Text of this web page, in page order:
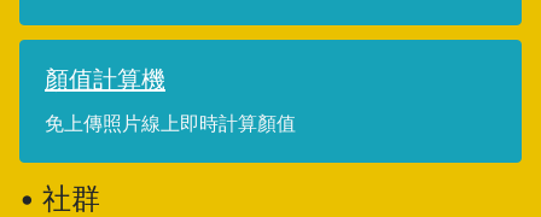
顏值計算機
免上傳照片線上即時計算顏值
• 社群